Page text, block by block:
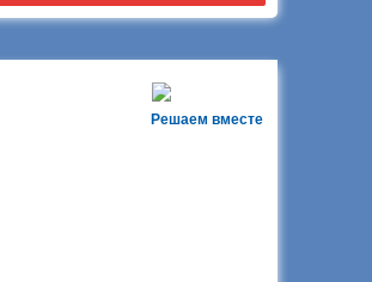
Решаем вместе